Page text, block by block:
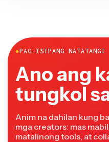
●PAG-ISIPANG NATATANGI
Ano ang
tungkol
Anim na dahilan kung
mga creators: mas
matalinong tools, at
nagpapabilis ng